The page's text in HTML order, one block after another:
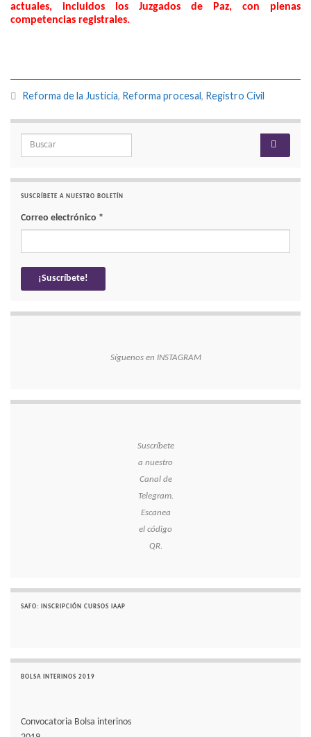
actuales, incluidos los Juzgados de Paz, con plenas
competencias registrales.
Reforma de la Justicia, Reforma procesal, Registro Civil
Search for:
SUSCRÍBETE A NUESTRO BOLETÍN
Correo electrónico *
Síguenos en INSTAGRAM
Suscríbete
a nuestro
Canal de
Telegram.
Escanea
el código
QR.
SAFO: INSCRIPCIÓN CURSOS IAAP
BOLSA INTERINOS 2019
Convocatoria Bolsa interinos